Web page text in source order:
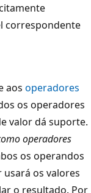
correspondente
aosoperadores
os operadores
valor dá suporte.
operadores
os operandos
os valores
o resultado. Por